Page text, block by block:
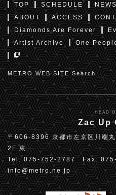
TOP SCHEDULE
ABOUT
ACCESS
Diamonds Are Forever
Artist Archive
One
METRO WEB SITE Search
HEAD
Zac Up
〒606-8396 京都市左京区川端
2F 東
Tel: 075-752-2787 Fax:
info@metro.ne.jp